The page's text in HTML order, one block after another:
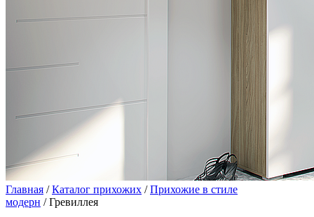
Главная /Каталог прихожих /Прихожие в стиле
модерн / Гревиллея